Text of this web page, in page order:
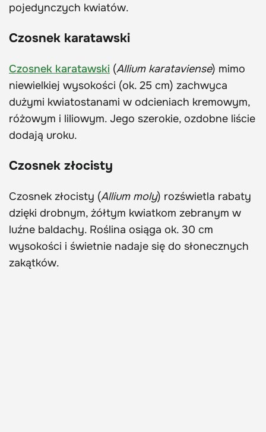
pojedynczych kwiatów.
Czosnek karatawski
Czosnek karatawski (Allium karataviense) mimo
niewielkiej wysokości (ok. 25 cm) zachwyca
dużymi kwiatostanami w odcieniach kremowym,
różowym i liliowym. Jego szerokie, ozdobne liście
dodają uroku.
Czosnek złocisty
Czosnek złocisty (Allium moly) rozświetla rabaty
dzięki drobnym, żółtym kwiatkom zebranym w
luźne baldachy. Roślina osiąga ok. 30 cm
wysokości i świetnie nadaje się do słonecznych
zakątków.